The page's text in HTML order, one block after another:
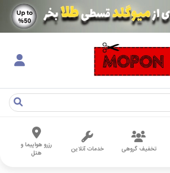
تخفیف گروهی خدمات آنلاین
رزرو هواپیما و
هتل